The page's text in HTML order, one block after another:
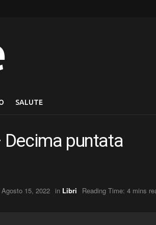
SALUTE
Decima puntata
Agosto 15, 2022 in Libri Reading Time: 4 mins